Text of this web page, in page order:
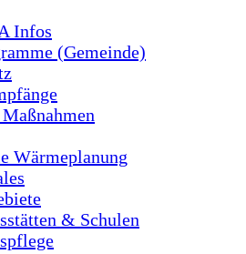
Infos
(Gemeinde)
Wärmeplanung
& Schulen